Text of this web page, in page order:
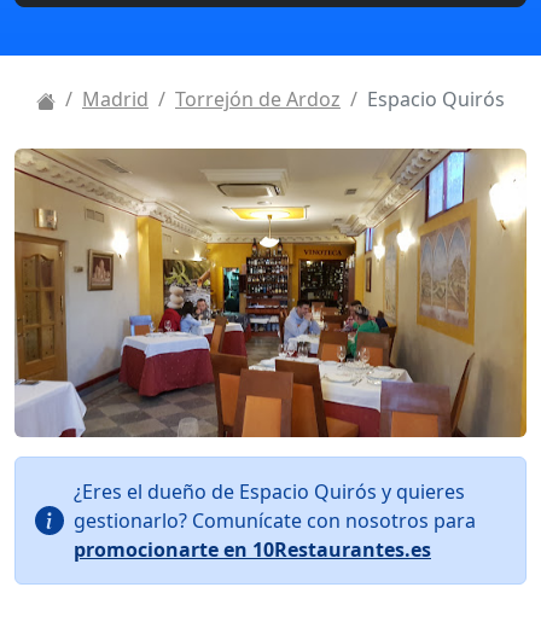
Madrid Torrejón de Ardoz Espacio Quirós
¿Eres el dueño de Espacio Quirós y quieres
gestionarlo? Comunícate con nosotros para
promocionarte en 10Restaurantes.es